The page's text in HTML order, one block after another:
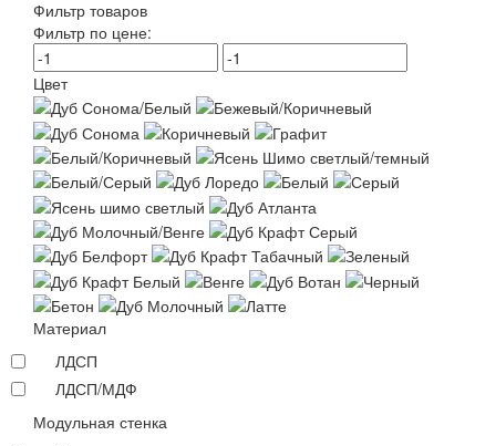
Фильтр товаров
Фильтр по цене:
Цвет
Материал
ЛДСП
ЛДСП/МДФ
Модульная стенка